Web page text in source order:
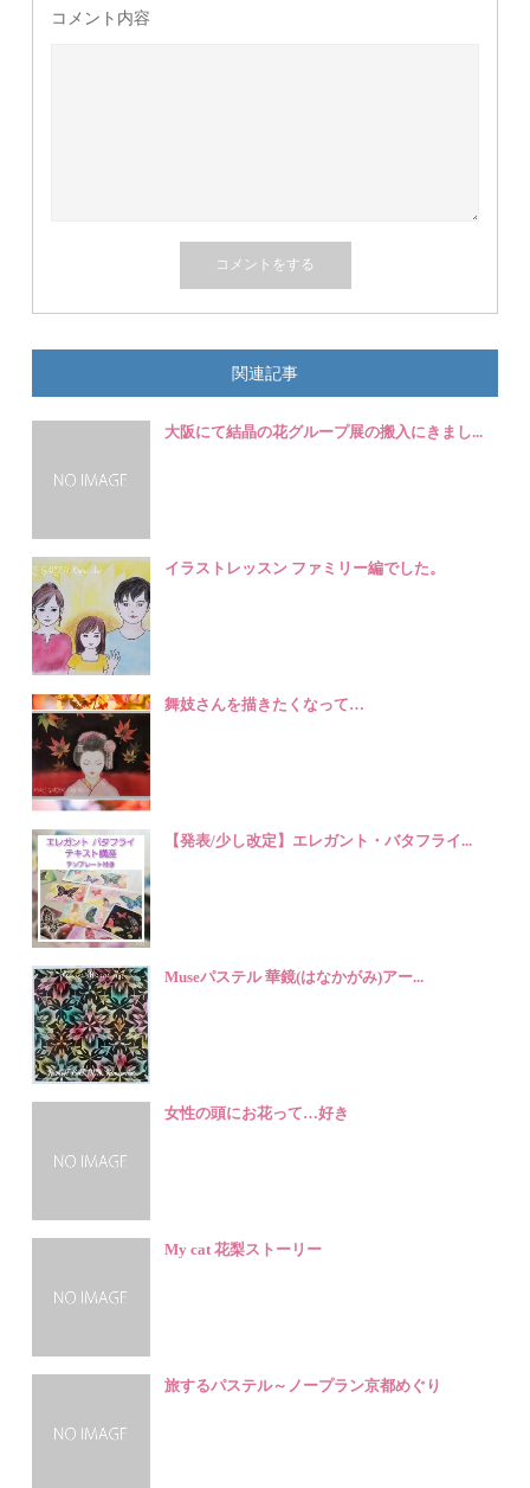
コメント内容
関連記事
大阪にて結晶の花グループ展の搬入にきまし...
イラストレッスン ファミリー編でした。
舞妓さんを描きたくなって…
【発表/少し改定】エレガント・バタフライ...
Museパステル 華鏡(はなかがみ)アー...
女性の頭にお花って…好き
My cat 花梨ストーリー
旅するパステル～ノープラン京都めぐり